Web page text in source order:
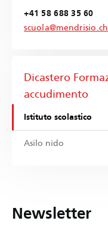
+41 58 688 35 60
scuola@mendrisio.ch
Dicastero
accudimento
Istituto scolastico
Asilo nido
Newsletter